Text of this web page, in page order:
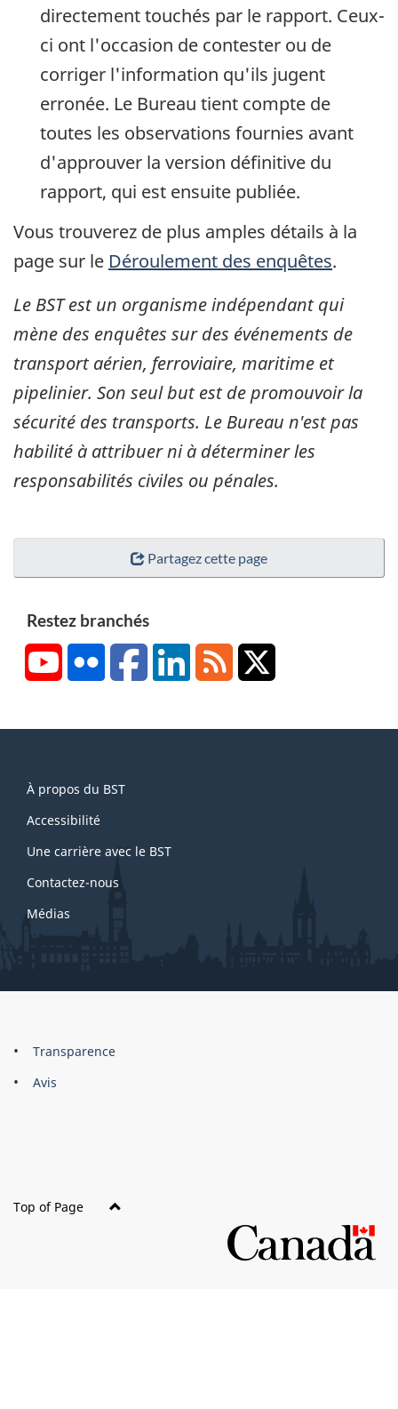
directement touchés par le rapport. Ceux-
ci ont l'occasion de contester ou de
corriger l'information qu'ils jugent
erronée. Le Bureau tient compte de
toutes les observations fournies avant
d'approuver la version définitive du
rapport, qui est ensuite publiée.
Vous trouverez de plus amples détails à la
page sur le Déroulement des enquêtes.
Le BST est un organisme indépendant qui
mène des enquêtes sur des événements de
transport aérien, ferroviaire, maritime et
pipelinier. Son seul but est de promouvoir la
sécurité des transports. Le Bureau n'est pas
habilité à attribuer ni à déterminer les
responsabilités civiles ou pénales.
Partagez cette page
Restez branchés
YouTubeFlickr FacebookLinkedInRSS
this
site
À propos du BST
Accessibilité
Une carrière avec le BST
Contactez-nous
Médias
About
this
Brand
Transparence
Avis
Top of Page